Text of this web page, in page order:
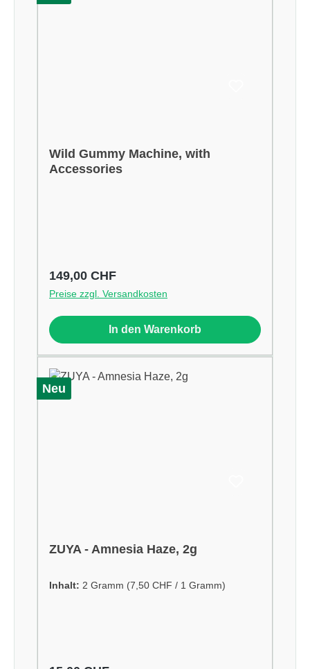
Wild Gummy Machine, with
Accessories
Regulärer Preis:
149,00 CHF
Preise zzgl. Versandkosten
In den Warenkorb
Neu
ZUYA - Amnesia Haze, 2g
Inhalt: 2 Gramm (7,50 CHF / 1 Gramm)